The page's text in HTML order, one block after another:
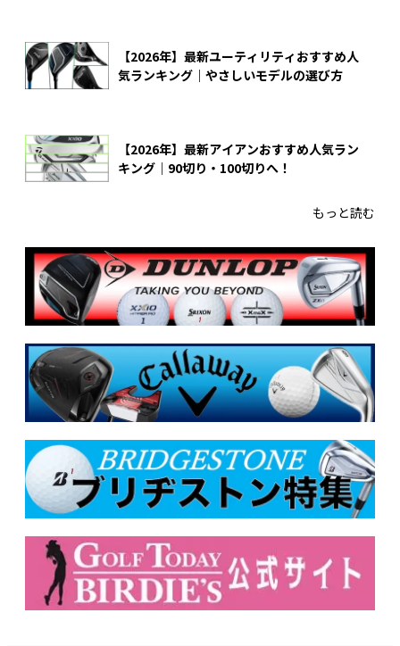
【2026年】最新ユーティリティおすすめ人
気ランキング｜やさしいモデルの選び方
【2026年】最新アイアンおすすめ人気ラン
キング｜90切り・100切りへ！
もっと読む